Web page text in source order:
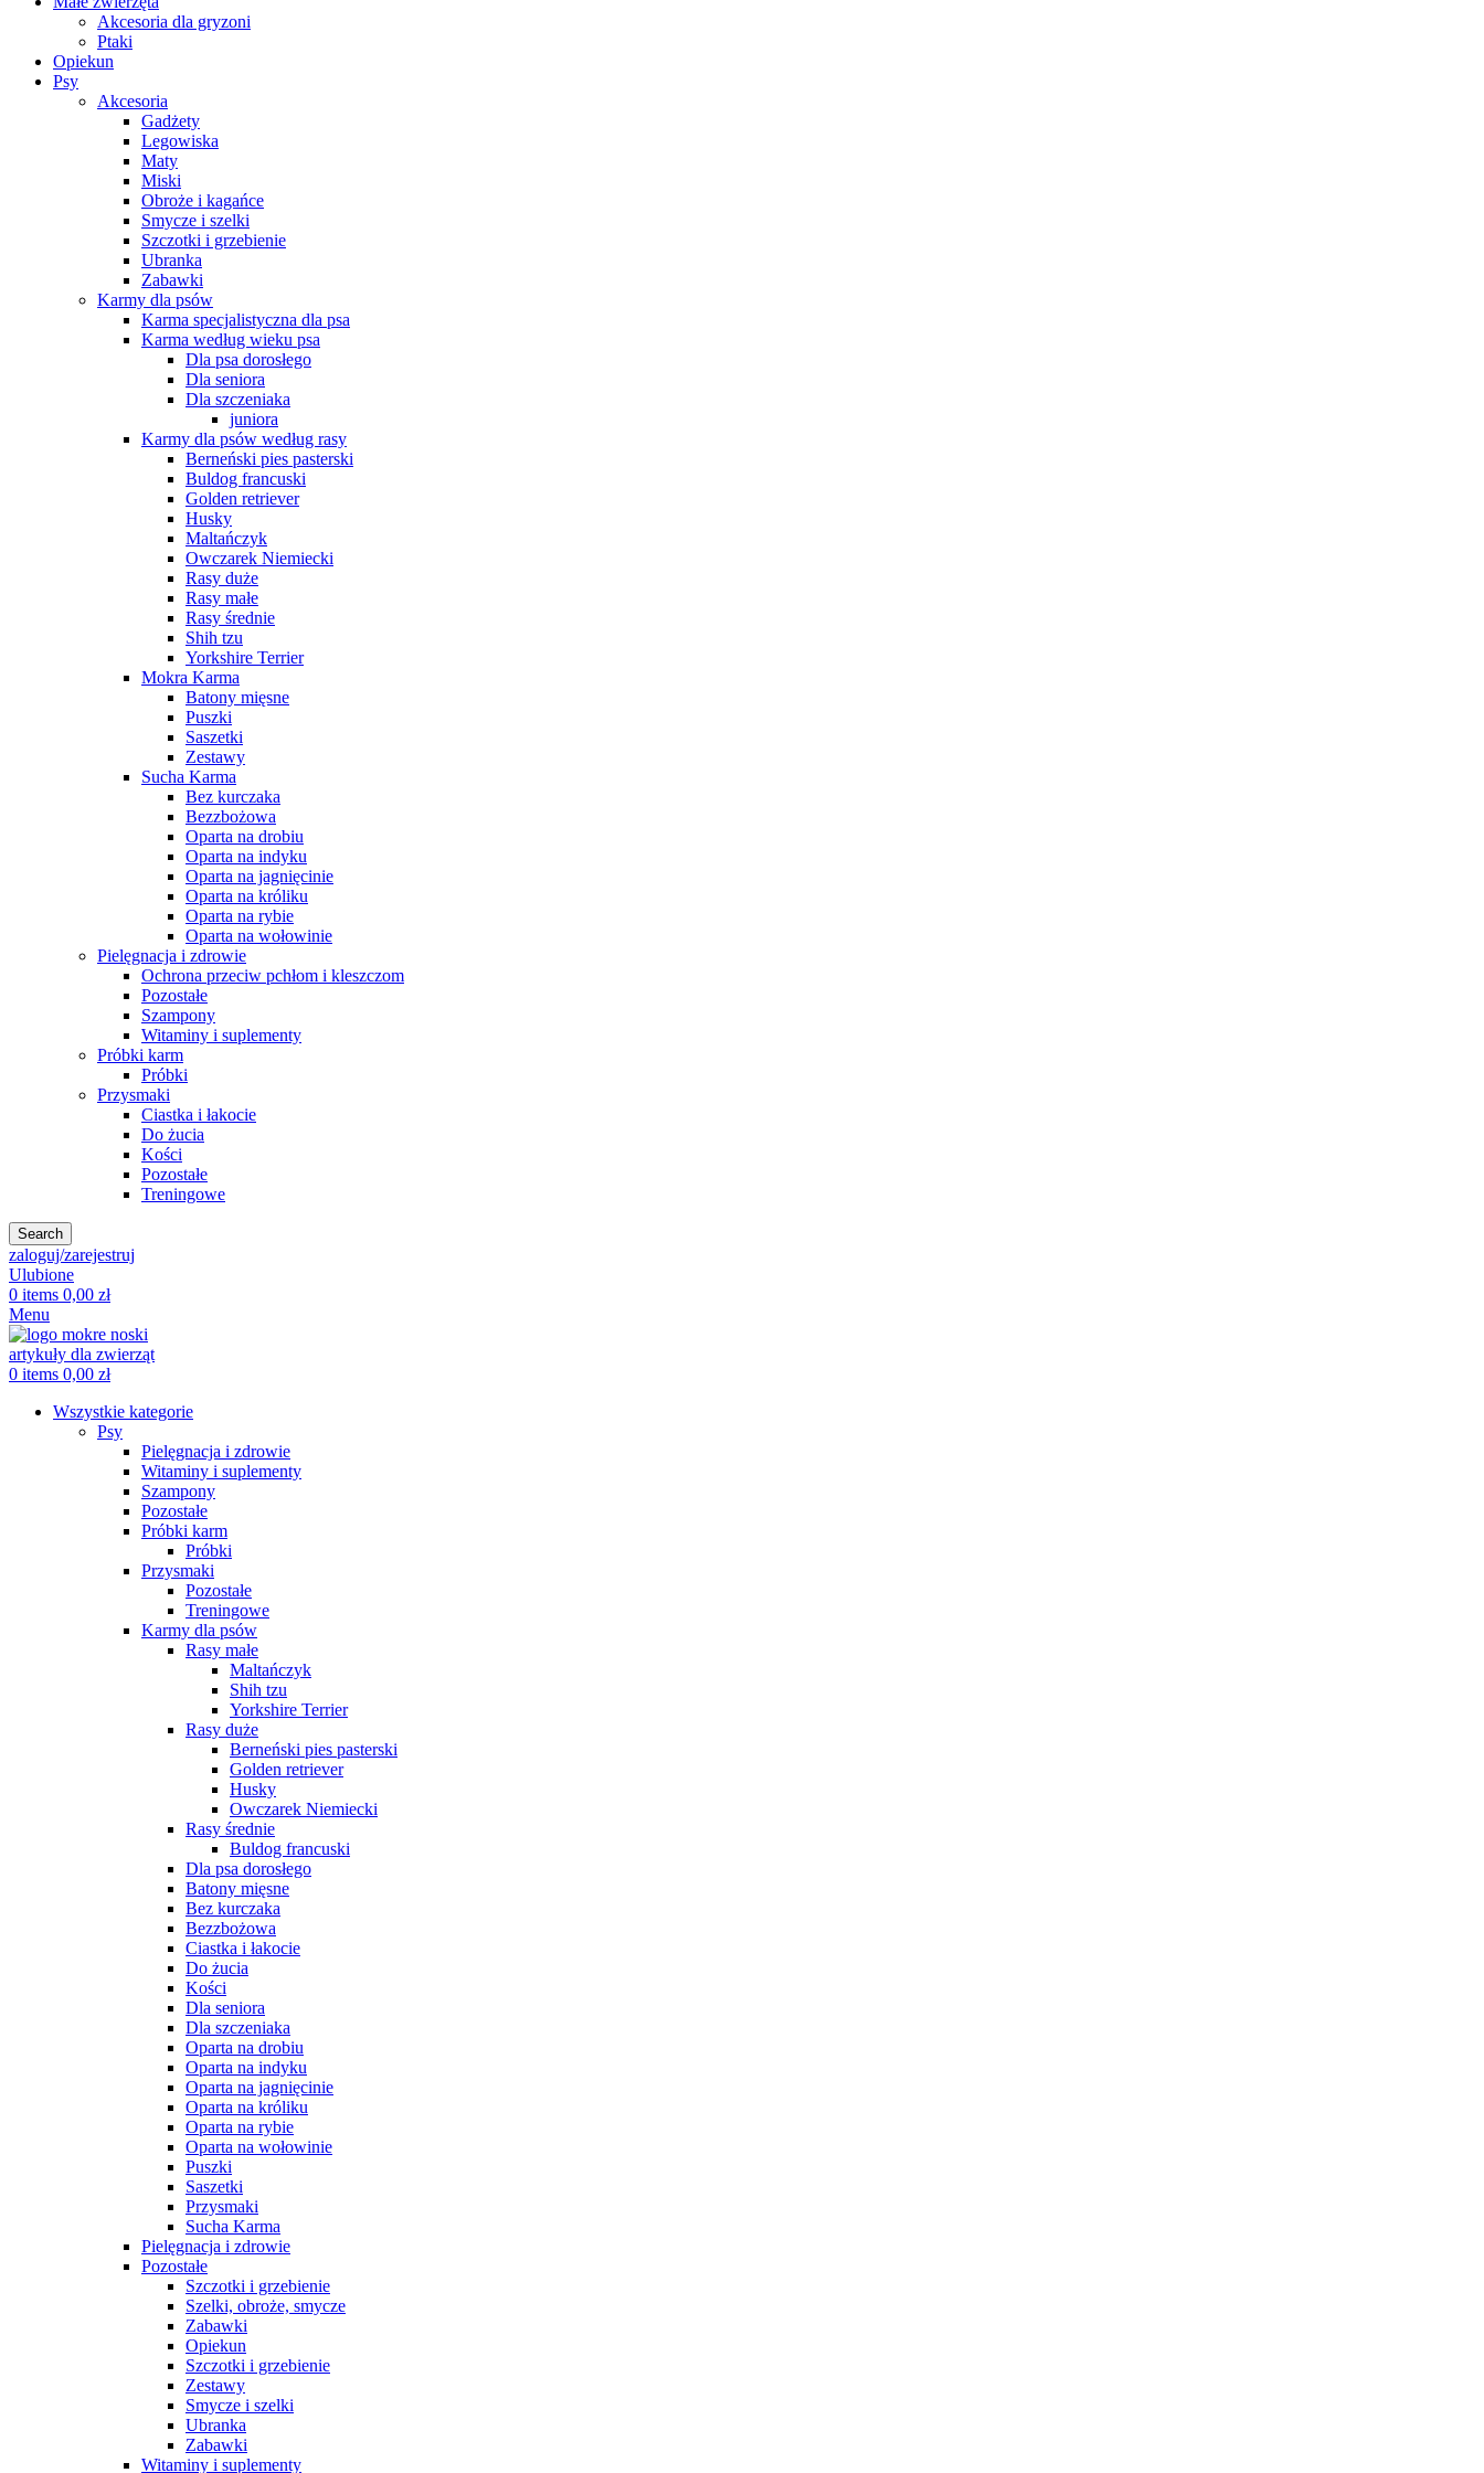
Akcesoria dla gryzoni
Ptaki
Opiekun
Psy
Akcesoria
Gadżety
Legowiska
Maty
Miski
Obroże i kagańce
Smycze i szelki
Szczotki i grzebienie
Ubranka
Zabawki
Karmy dla psów
Karma specjalistyczna dla psa
Karma według wieku psa
Dla psa dorosłego
Dla seniora
Dla szczeniaka
juniora
Karmy dla psów według rasy
Berneński pies pasterski
Buldog francuski
Golden retriever
Husky
Maltańczyk
Owczarek Niemiecki
Rasy duże
Rasy małe
Rasy średnie
Shih tzu
Yorkshire Terrier
Mokra Karma
Batony mięsne
Puszki
Saszetki
Zestawy
Sucha Karma
Bez kurczaka
Bezzbożowa
Oparta na drobiu
Oparta na indyku
Oparta na jagnięcinie
Oparta na króliku
Oparta na rybie
Oparta na wołowinie
Pielęgnacja i zdrowie
Ochrona przeciw pchłom i kleszczom
Pozostałe
Szampony
Witaminy i suplementy
Próbki karm
Próbki
Przysmaki
Ciastka i łakocie
Do żucia
Kości
Pozostałe
Treningowe
Search
zaloguj/zarejestruj
Ulubione
0 items 0,00 zł
Menu
0 items 0,00 zł
Wszystkie kategorie
Psy
Pielęgnacja i zdrowie
Witaminy i suplementy
Szampony
Pozostałe
Próbki karm
Próbki
Przysmaki
Pozostałe
Treningowe
Karmy dla psów
Rasy małe
Maltańczyk
Shih tzu
Yorkshire Terrier
Rasy duże
Berneński pies pasterski
Golden retriever
Husky
Owczarek Niemiecki
Rasy średnie
Buldog francuski
Dla psa dorosłego
Batony mięsne
Bez kurczaka
Bezzbożowa
Ciastka i łakocie
Do żucia
Kości
Dla seniora
Dla szczeniaka
Oparta na drobiu
Oparta na indyku
Oparta na jagnięcinie
Oparta na króliku
Oparta na rybie
Oparta na wołowinie
Puszki
Saszetki
Przysmaki
Sucha Karma
Pielęgnacja i zdrowie
Pozostałe
Szczotki i grzebienie
Szelki, obroże, smycze
Zabawki
Opiekun
Szczotki i grzebienie
Zestawy
Smycze i szelki
Ubranka
Zabawki
Witaminy i suplementy